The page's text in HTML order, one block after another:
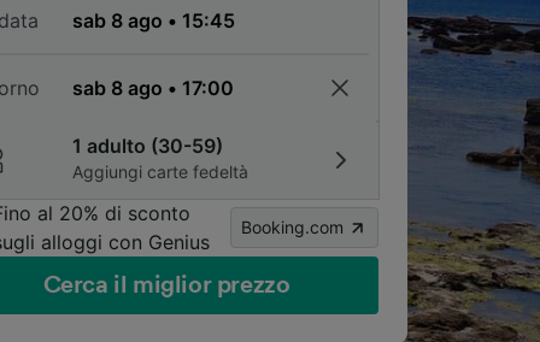
1 adulto (30-59)
Aggiungi carte fedeltà
al 20% di sconto
alloggi con Genius
Booking.com
Cerca il miglior prezzo